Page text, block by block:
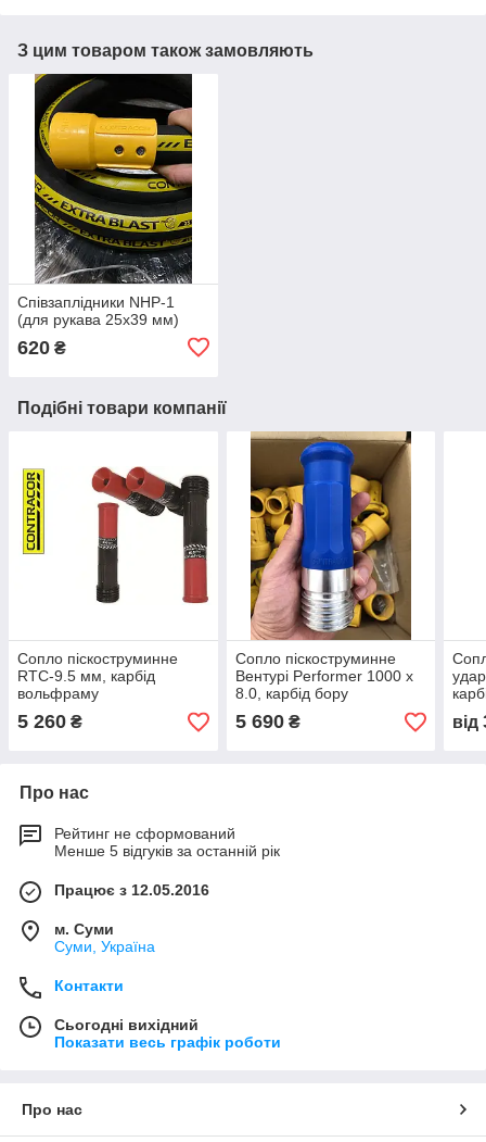
З цим товаром також замовляють
Співзаплідники NHP-1
(для рукава 25х39 мм)
620 ₴
Подібні товари компанії
Сопло піскоструминне
RTC-9.5 мм, карбід
вольфраму
5 260 ₴
Сопло піскоструминне
Вентурі Performer 1000 х
8.0, карбід бору
5 690₴ від
Про нас
Рейтинг не сформований
Менше 5 відгуків за останній рік
Працює з 12.05.2016
м. Суми
Суми, Україна
Контакти
Сьогодні вихідний
Показати весь графік роботи
Про нас